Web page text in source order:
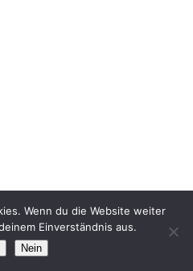
Kyle |
Wenn du die Website weiter
Einverständnis aus.
Nein